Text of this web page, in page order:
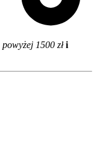
powyżej 1500 złi